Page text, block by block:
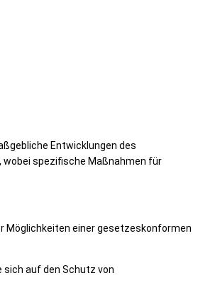
Entwicklungen des
wobei spezifische Maßnahmen für
Möglichkeiten einer gesetzeskonformen
sich auf den Schutz von